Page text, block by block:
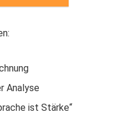
Analyse
ist Stärke“